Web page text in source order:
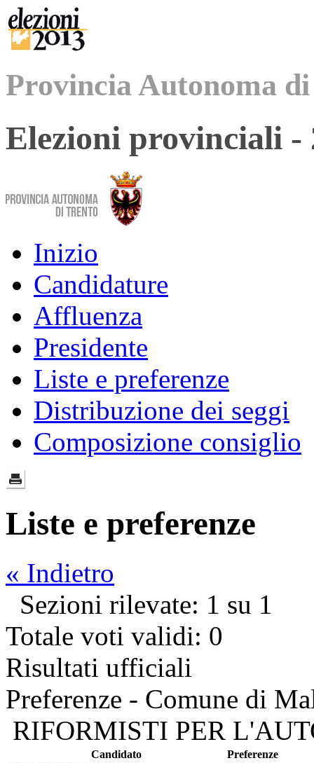
Provincia Autonoma
Elezioni provinciali -
Inizio
Candidature
Affluenza
Presidente
Liste e preferenze
Distribuzione dei seggi
Composizione consiglio
Liste e preferenze
« Indietro
Sezioni rilevate: 1 su 1
Totale voti validi: 0
Risultati ufficiali
Preferenze - Comune di
RIFORMISTI PER
Candidato
Preferenze